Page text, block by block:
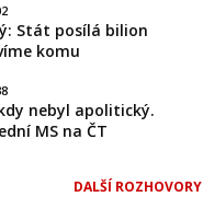
Stát posílá bilion
komu
nebyl apolitický.
MS na ČT
DALŠÍ ROZHOVORY